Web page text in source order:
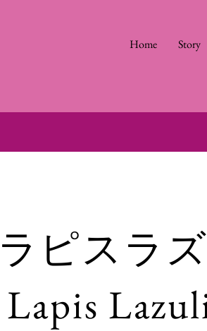
Home Story
ラピスラ
Lapis